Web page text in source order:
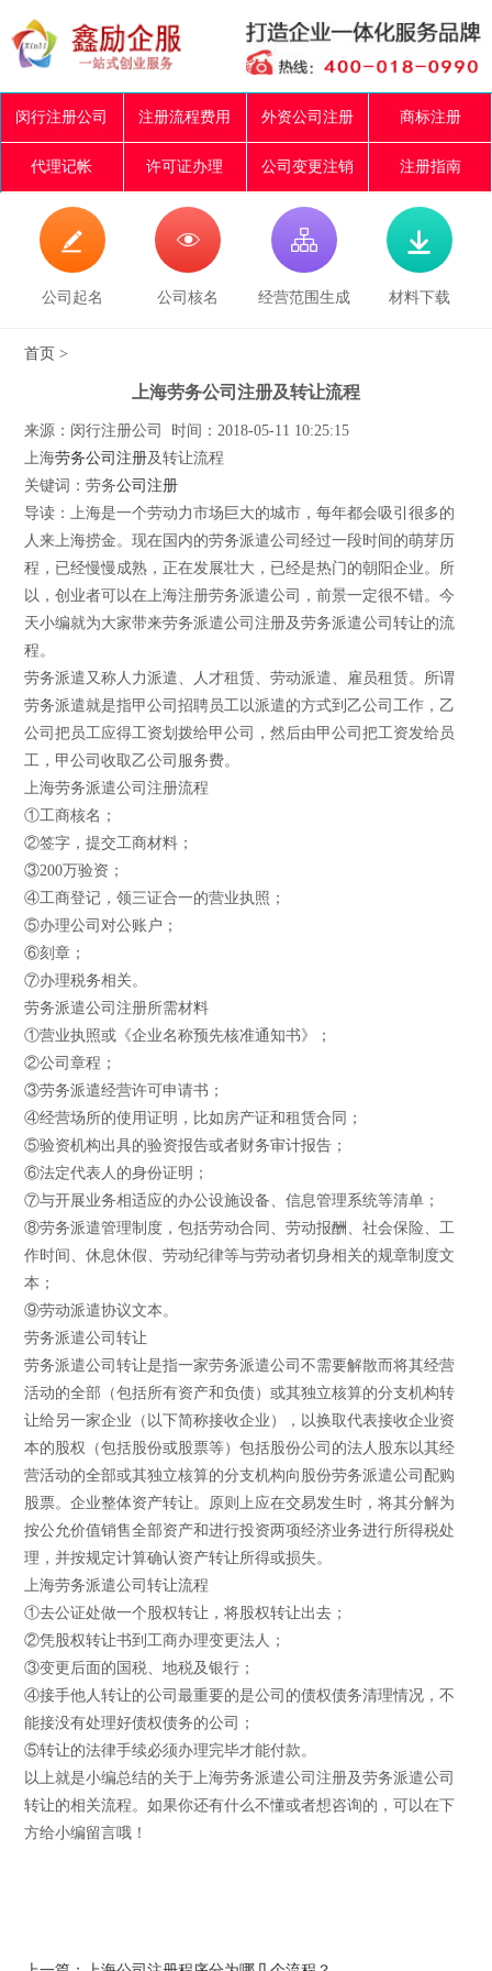
闵行注册公司 注册流程费用 外资公司注册 商标注册
代理记帐 许可证办理 公司变更注销 注册指南

公司起名

公司核名

经营范围生成

材料下载
首页 >
上海劳务公司注册及转让流程
来源：闵行注册公司 时间：2018-05-11 10:25:15
上海劳务公司注册及转让流程
关键词：劳务公司注册
导读：上海是一个劳动力市场巨大的城市，每年都会吸引很多的
人来上海捞金。现在国内的劳务派遣公司经过一段时间的萌芽历
程，已经慢慢成熟，正在发展壮大，已经是热门的朝阳企业。所
以，创业者可以在上海注册劳务派遣公司，前景一定很不错。今
天小编就为大家带来劳务派遣公司注册及劳务派遣公司转让的流
程。
劳务派遣又称人力派遣、人才租赁、劳动派遣、雇员租赁。所谓
劳务派遣就是指甲公司招聘员工以派遣的方式到乙公司工作，乙
公司把员工应得工资划拨给甲公司，然后由甲公司把工资发给员
工，甲公司收取乙公司服务费。
上海劳务派遣公司注册流程
①工商核名；
②签字，提交工商材料；
③200万验资；
④工商登记，领三证合一的营业执照；
⑤办理公司对公账户；
⑥刻章；
⑦办理税务相关。
劳务派遣公司注册所需材料
①营业执照或《企业名称预先核准通知书》；
②公司章程；
③劳务派遣经营许可申请书；
④经营场所的使用证明，比如房产证和租赁合同；
⑤验资机构出具的验资报告或者财务审计报告；
⑥法定代表人的身份证明；
⑦与开展业务相适应的办公设施设备、信息管理系统等清单；
⑧劳务派遣管理制度，包括劳动合同、劳动报酬、社会保险、工
作时间、休息休假、劳动纪律等与劳动者切身相关的规章制度文
本；
⑨劳动派遣协议文本。
劳务派遣公司转让
劳务派遣公司转让是指一家劳务派遣公司不需要解散而将其经营
活动的全部（包括所有资产和负债）或其独立核算的分支机构转
让给另一家企业（以下简称接收企业），以换取代表接收企业资
本的股权（包括股份或股票等）包括股份公司的法人股东以其经
营活动的全部或其独立核算的分支机构向股份劳务派遣公司配购
股票。企业整体资产转让。原则上应在交易发生时，将其分解为
按公允价值销售全部资产和进行投资两项经济业务进行所得税处
理，并按规定计算确认资产转让所得或损失。
上海劳务派遣公司转让流程
①去公证处做一个股权转让，将股权转让出去；
②凭股权转让书到工商办理变更法人；
③变更后面的国税、地税及银行；
④接手他人转让的公司最重要的是公司的债权债务清理情况，不
能接没有处理好债权债务的公司；
⑤转让的法律手续必须办理完毕才能付款。
以上就是小编总结的关于上海劳务派遣公司注册及劳务派遣公司
转让的相关流程。如果你还有什么不懂或者想咨询的，可以在下
方给小编留言哦！